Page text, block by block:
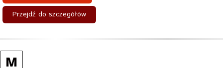
Przejdź do szczegółów